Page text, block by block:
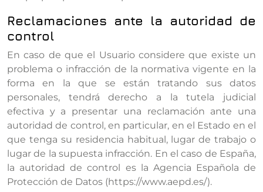
Reclamaciones ante la autoridad de
control
En caso de que el Usuario considere que existe un
problema o infracción de la normativa vigente en la
forma en la que se están tratando sus datos
personales, tendrá derecho a la tutela judicial
efectiva y a presentar una reclamación ante una
autoridad de control, en particular, en el Estado en el
que tenga su residencia habitual, lugar de trabajo o
lugar de la supuesta infracción. En el caso de España,
la autoridad de control es la Agencia Española de
Protección de Datos (https://www.aepd.es/).